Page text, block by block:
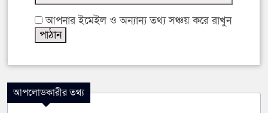
আপনার ইমেইল ও অন্যান্য তথ্য সঞ্চয় করে রাখুন
আপলোডকারীর তথ্য